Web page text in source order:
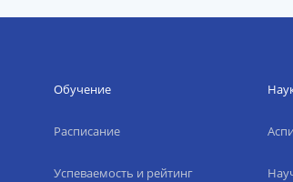
Обучение
Расписание
Успеваемость и рейтинг